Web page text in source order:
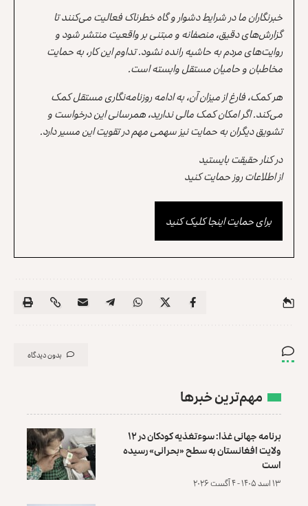
خبرنگاران ما در شرایط دشوار و گاه خطرناک فعالیت می‌کنند تا
گزارش‌های دقیق، منصفانه و مبتنی بر واقعیت منتشر شود و
روایت‌های مردم به حاشیه رانده نشود. تداوم این کار، به حمایت
مخاطبان و حامیان مستقل وابسته است.
هر کمک، فارغ از میزان آن، به ادامه روزنامه‌نگاری مستقل کمک
می‌کند. اگر امکان کمک مالی ندارید، همرسانی این درخواست و
تشویق دیگران به حمایت نیز سهمی مهم در تقویت این مسیر دارد.
در کنار حقیقت بایستید
از اطلاعات روز حمایت کنید
برای حمایت اینجا کلیک کنید
بدون دیدگاه
مهم‌ترین خبرها
برنامه جهانی غذا: سوءتغذیه کودکان در ۱۲
ولایت افغانستان به سطح «بحرانی» رسیده
است
۱۳ اسد ۱۴۰۵ - ۴ آگست ۲۰۲۶